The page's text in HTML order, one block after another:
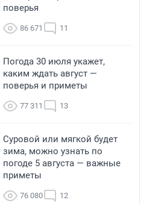
поверья
86 671 11
Погода 30 июля укажет,
каким ждать август —
поверья и приметы
77 311 13
Суровой или мягкой будет
зима, можно узнать по
погоде 5 августа — важные
приметы
76 080 12